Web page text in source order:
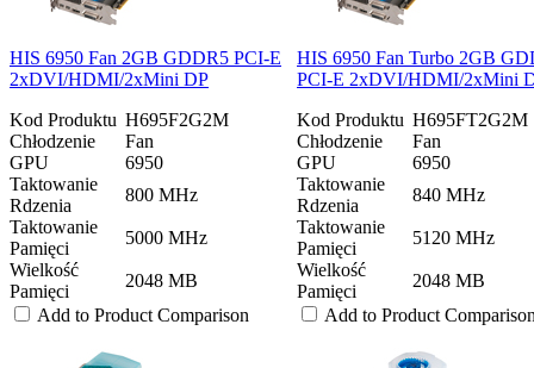
HIS 6950 Fan 2GB GDDR5 PCI-E
2xDVI/HDMI/2xMini DP
Kod Produktu H695F2G2M
Chłodzenie
Fan
GPU
6950
Taktowanie
Rdzenia
800 MHz
Taktowanie
Pamięci
5000 MHz
Wielkość
Pamięci
2048 MB
Add to Product Comparison
HIS 6950 Fan Turbo 2GB
PCI-E 2xDVI/HDMI/2xMini
Kod Produktu H695FT2G2M
Chłodzenie
Fan
GPU
6950
Taktowanie
Rdzenia
840 MHz
Taktowanie
Pamięci
5120 MHz
Wielkość
Pamięci
2048 MB
Add to Product